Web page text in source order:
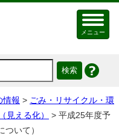
メニュー
情報 > ごみ・リサイクル・環
見える化）
> 平成25年度予
いて）